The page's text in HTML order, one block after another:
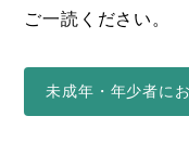
ご一読ください。
未成年・年少者に